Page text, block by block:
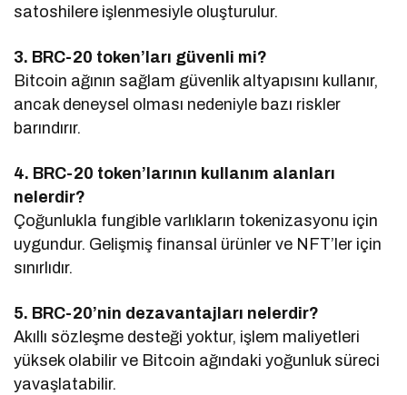
satoshilere işlenmesiyle oluşturulur.
3. BRC-20 token’ları güvenli mi?
Bitcoin ağının sağlam güvenlik altyapısını kullanır,
ancak deneysel olması nedeniyle bazı riskler
barındırır.
4. BRC-20 token’larının kullanım alanları
nelerdir?
Çoğunlukla fungible varlıkların tokenizasyonu için
uygundur. Gelişmiş finansal ürünler ve NFT’ler için
sınırlıdır.
5. BRC-20’nin dezavantajları nelerdir?
Akıllı sözleşme desteği yoktur, işlem maliyetleri
yüksek olabilir ve Bitcoin ağındaki yoğunluk süreci
yavaşlatabilir.